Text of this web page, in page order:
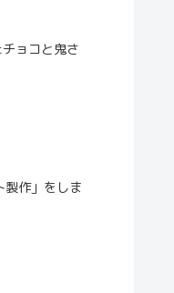
ョコと鬼さ
作」をしま